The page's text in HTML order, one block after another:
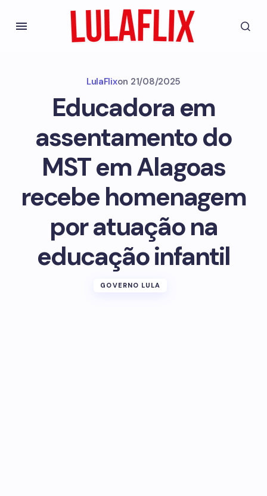
LulaFlixon 21/08/2025
Educadora em
assentamento do
MST em Alagoas
recebe homenagem
por atuação na
educação infantil
GOVERNO LULA